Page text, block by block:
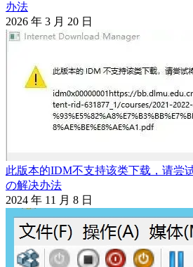
办法
2026 年 3 月 20 日
此版本的IDM不支持该类下载，请尝
の解决办法
2024 年 11 月 8 日